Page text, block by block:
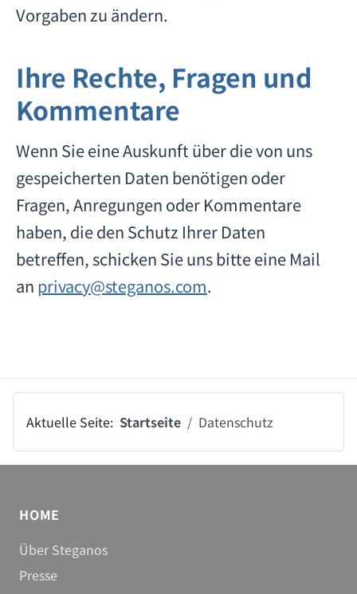
Vorgaben zu ändern.
Ihre Rechte, Fragen und
Kommentare
Wenn Sie eine Auskunft über die von uns
gespeicherten Daten benötigen oder
Fragen, Anregungen oder Kommentare
haben, die den Schutz Ihrer Daten
betreffen, schicken Sie uns bitte eine Mail
an privacy@steganos.com.
Aktuelle Seite: Startseite Datenschutz
HOME
Über Steganos
Presse